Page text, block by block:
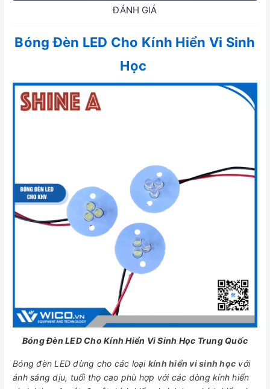
ĐÁNH GIÁ
Bóng Đèn LED Cho Kính Hiển Vi Sinh
Học
Bóng Đèn LED Cho Kính Hiển Vi Sinh Học Trung Quốc
Bóng đèn LED dùng cho các loại kính hiển vi sinh học với
ánh sáng dịu, tuổi thọ cao phù hợp với các dòng kính hiển